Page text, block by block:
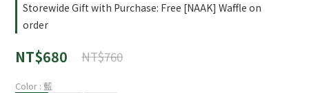
Storewide Gift with Purchase: Free [NAAK] Waffle on
order
NT$680 NT$760
Color : 藍